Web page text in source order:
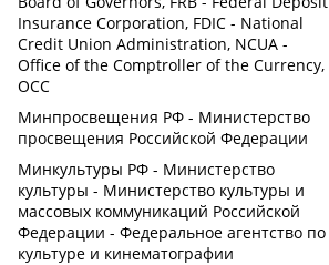
Insurance Corporation, FDIC - National
Credit Union Administration, NCUA -
Office of the Comptroller of the Currency,
OCC
Минпросвещения РФ - Министерство
просвещения Российской Федерации
Минкультуры РФ - Министерство
культуры - Министерство культуры и
массовых коммуникаций Российской
Федерации - Федеральное агентство по
культуре и кинематографии